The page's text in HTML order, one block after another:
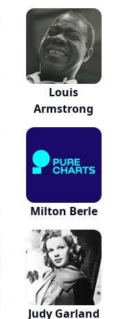
Louis
Armstrong
Milton Berle
Judy Garland